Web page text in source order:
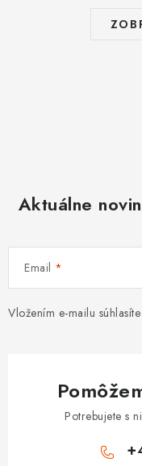
Aktuálne
Email
Vložením e-mailu
Potrebujete s